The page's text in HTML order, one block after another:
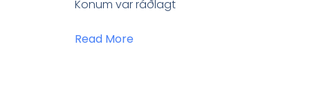
Konum var ráðlagt
Read More